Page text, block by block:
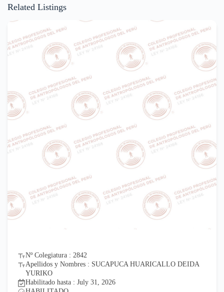
Related Listings
Nº Colegiatura : 2842
Apellidos y Nombres : SUCAPUCA HUARICALLO DEIDA
YURIKO
Habilitado hasta : July 31, 2026